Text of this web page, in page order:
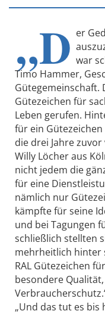
„D er
war
Timo Hammer,
Gütegemeinschaft.
Gütezeichen für
Leben gerufen.
für ein Gütezeichen
die drei Jahre
Willy Löcher aus
nicht jedem die
für eine
nämlich nur
kämpfte für seine
und bei Tagungen
schließlich stellten
mehrheitlich hinter
RAL Gütezeichen
besondere
„Und das tut es bis